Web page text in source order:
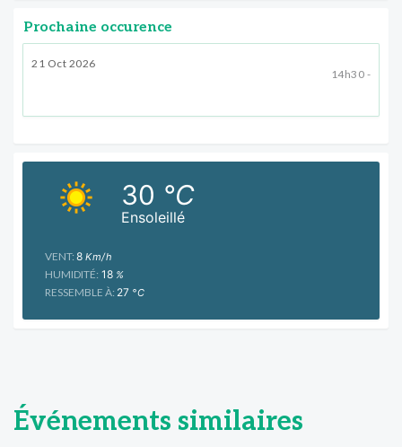
Prochaine occurence
21 Oct 2026
14h30 -
Ensoleillé
30 °C
VENT: 8 Km/h
HUMIDITÉ: 18 %
RESSEMBLE À: 27 °C
Événements similaires